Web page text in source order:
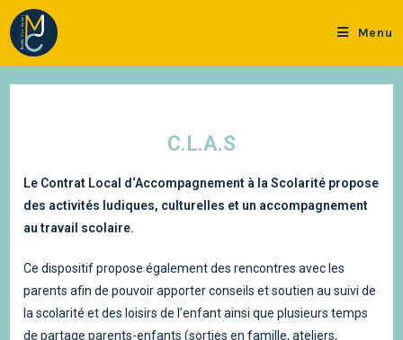
Menu
C.L.A.S
Le Contrat Local d‘Accompagnement à la Scolarité propose
des activités ludiques, culturelles et un accompagnement
au travail scolaire.
Ce dispositif propose également des rencontres avec les
parents afin de pouvoir apporter conseils et soutien au suivi de
la scolarité et des loisirs de l’enfant ainsi que plusieurs temps
de partage parents-enfants (sorties en famille, ateliers,